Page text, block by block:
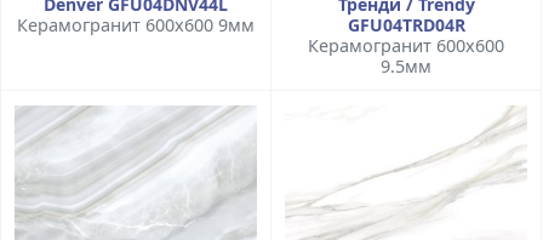
Керамогранит 600x600 9мм
GFU04TRD04R
Керамогранит 600x600
9.5мм